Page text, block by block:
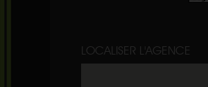
LOCALISER L'AGENCE